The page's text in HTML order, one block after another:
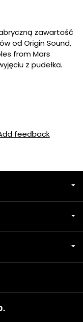
zawartość
od Origin Sound,
from Mars
z pudełka.
feedback